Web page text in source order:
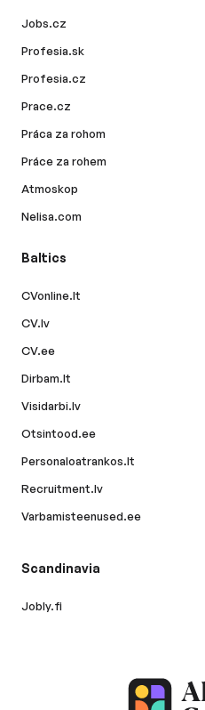
Jobs.cz
Profesia.sk
Profesia.cz
Prace.cz
Práca za rohom
Práce za rohem
Atmoskop
Nelisa.com
Baltics
CVonline.lt
CV.lv
CV.ee
Dirbam.lt
Visidarbi.lv
Otsintood.ee
Personaloatrankos.lt
Recruitment.lv
Varbamisteenused.ee
Scandinavia
Jobly.fi